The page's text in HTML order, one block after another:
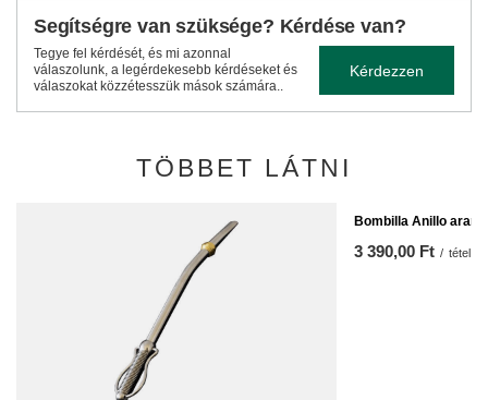
Segítségre van szüksége? Kérdése van?
Tegye fel kérdését, és mi azonnal
válaszolunk, a legérdekesebb kérdéseket és
válaszokat közzétesszük mások számára..
Kérdezzen
TÖBBET LÁTNI
Bombilla Anillo arany
3 390,00 Ft / tétel